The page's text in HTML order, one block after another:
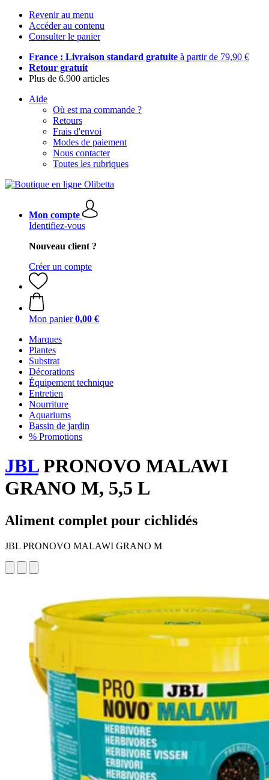
Revenir au menu
Accéder au contenu
Consulter le panier
France : Livraison standard gratuite à partir de 79,90 €
Retour gratuit
Plus de 6.900 articles
Aide
Où est ma commande ?
Retours
Frais d'envoi
Modes de paiement
Nous contacter
Toutes les rubriques
Mon compte
Identifiez-vous
Nouveau client ?
Créer un compte
Mon panier 0,00 €
Marques
Plantes
Substrat
Décorations
Équipement technique
Entretien
Nourriture
Aquariums
Bassin de jardin
% Promotions
JBLPRONOVO MALAWI
GRANO M, 5,5 L
Aliment complet pour cichlidés
JBL PRONOVO MALAWI GRANO M